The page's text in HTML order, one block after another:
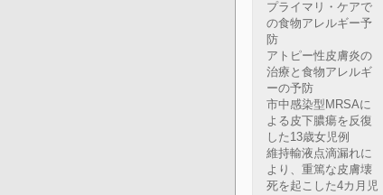
プライマリ・ケアで
の食物アレルギー予
防
アトピー性皮膚炎の
治療と食物アレルギ
ーの予防
市中感染型MRSAに
よる皮下膿瘍を反復
した13歳女児例
維持輸液点滴漏れに
より、重篤な皮膚壊
死を起こした4カ月児